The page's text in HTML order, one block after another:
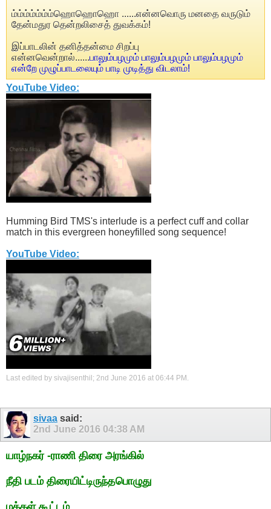
ம்ம்ம்ம்ம்ம்ம்ஹொஹொஹொ ......என்னவொரு மனதை வருடும்
தேன்மதுர தென்றலிசைத் துவக்கம்!
இப்பாடலின் தனித்தன்மை சிறப்பு
என்னவென்றால்......பாலும்பழமும் பாலும்பழமும் பாலும்பழமும்
என்றே முழுப்பாடலையும் பாடி முடித்து விடலாம்!
YouTube Video:
Humming Bird TMS's interlude is a perfect cuff and collar
match in this evergreen honeyfilled song sequence!
YouTube Video:
Last edited by sivajisenthil; 2nd June 2016 at 06:44 PM
sivaa said:
2nd June 2016 04:38 AM
யாழ்நகர் -ராணி திரை அரங்கில்
நீதி படம் திரையிட்டிருந்தபொழுது